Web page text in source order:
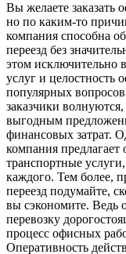
Вы желаете заказать
но по каким-то
компания способна
переезд без
этом исключительно
услуг и целостность
популярных
заказчики
выгодным
финансовых затрат.
компания
транспортные
каждого. Тем более,
переезд подумайте,
вы сэкономите. Ведь
перевозку
процесс офисных
Оперативность